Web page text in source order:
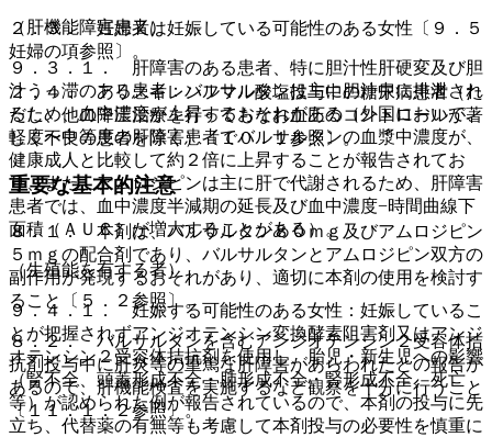
（肝機能障害患者）
９．３．１． 肝障害のある患者、特に胆汁性肝硬変及び胆
汁うっ滞のある患者：バルサルタンは主に胆汁中に排泄され
るため、血中濃度が上昇するおそれがある（外国において、
軽度〜中等度の肝障害患者でバルサルタンの血漿中濃度が、
健康成人と比較して約２倍に上昇することが報告されてお
り、また、アムロジピンは主に肝で代謝されるため、肝障害
患者では、血中濃度半減期の延長及び血中濃度−時間曲線下
面積（ＡＵＣ）が増大することがある）。
（生殖能を有する者）
９．４．１． 妊娠する可能性のある女性：妊娠しているこ
とが把握されずアンジオテンシン変換酵素阻害剤又はアンジ
オテンシン２受容体拮抗剤を使用し、胎児・新生児への影響
（腎不全、頭蓋形成不全・肺形成不全・腎形成不全、死亡
等）が認められた例が報告されているので、本剤の投与に先
立ち、代替薬の有無等も考慮して本剤投与の必要性を慎重に
２．３． 妊婦又は妊娠している可能性のある女性〔９．５
妊婦の項参照〕。
２．４． アリスキレンフマル酸塩投与中の糖尿病患者（た
だし、他の降圧治療を行ってもなお血圧のコントロールが著
しく不良の患者を除く）〔１０．１参照〕。
重要な基本的注意
８．１． 本剤は、バルサルタン８０ｍｇ及びアムロジピン
５ｍｇの配合剤であり、バルサルタンとアムロジピン双方の
副作用が発現するおそれがあり、適切に本剤の使用を検討す
ること〔５．２参照〕。
８．２． バルサルタンを含むアンジオテンシン２受容体拮
抗剤投与中に肝炎等の重篤な肝障害があらわれたとの報告が
あるので、肝機能検査を実施するなど観察を十分に行うこと
〔１１．１．２参照〕。